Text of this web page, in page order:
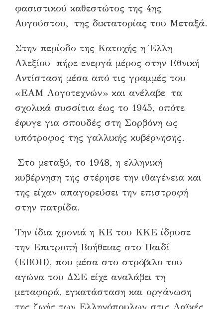
φασιστικού καθεστώτος της 4ης
Αυγούστου, της δικτατορίας του Μεταξά.
Στην περίοδο της Κατοχής η Έλλη
Αλεξίου πήρε ενεργά μέρος στην Εθνική
Αντίσταση μέσα από τις γραμμές του
«ΕΑΜ Λογοτεχνών» και ανέλαβε τα
σχολικά συσσίτια έως το 1945, οπότε
έφυγε για σπουδές στη Σορβόνη ως
υπότροφος της γαλλικής κυβέρνησης.
Στο μεταξύ, το 1948, η ελληνική
κυβέρνηση της στέρησε την ιθαγένεια και
της είχαν απαγορεύσει την επιστροφή
στην πατρίδα.
Την ίδια χρονιά η ΚΕ του ΚΚΕ ίδρυσε
την Επιτροπή Βοήθειας στο Παιδί
(ΕΒΟΠ), που μέσα στο στρόβιλο του
αγώνα του ΔΣΕ είχε αναλάβει τη
μεταφορά, εγκατάσταση και οργάνωση